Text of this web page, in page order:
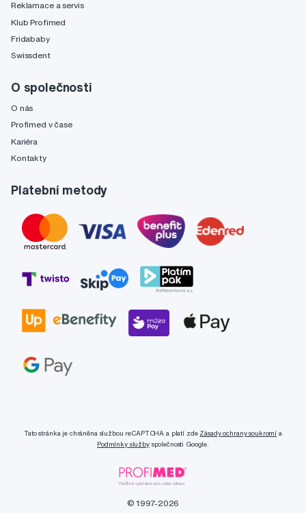
Reklamace a servis
Klub Profimed
Fridababy
Swissdent
O společnosti
O nás
Profimed v čase
Kariéra
Kontakty
Platební metody
Tato stránka je chráněna službou reCAPTCHA a platí zde Zásady ochrany soukromí a
Podmínky službyspolečnosti Google.
© 1997-2026